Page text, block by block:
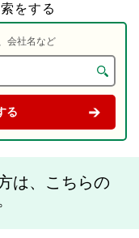
をする
会社名など
は、こちらの